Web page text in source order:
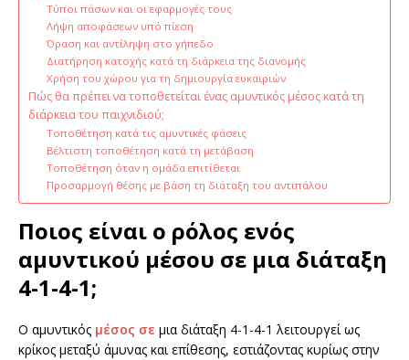
Τύποι πάσων και οι εφαρμογές τους
Λήψη αποφάσεων υπό πίεση
Όραση και αντίληψη στο γήπεδο
Διατήρηση κατοχής κατά τη διάρκεια της διανομής
Χρήση του χώρου για τη δημιουργία ευκαιριών
Πώς θα πρέπει να τοποθετείται ένας αμυντικός μέσος κατά τη
διάρκεια του παιχνιδιού;
Τοποθέτηση κατά τις αμυντικές φάσεις
Βέλτιστη τοποθέτηση κατά τη μετάβαση
Τοποθέτηση όταν η ομάδα επιτίθεται
Προσαρμογή θέσης με βάση τη διάταξη του αντιπάλου
Ποιος είναι ο ρόλος ενός
αμυντικού μέσου σε μια διάταξη
4-1-4-1;
Ο αμυντικός μέσος σε μια διάταξη 4-1-4-1 λειτουργεί ως
κρίκος μεταξύ άμυνας και επίθεσης, εστιάζοντας κυρίως στην